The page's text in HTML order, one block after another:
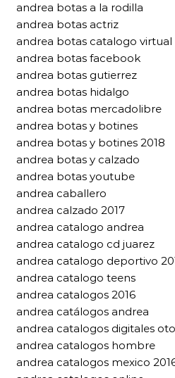
andrea botas a la rodilla
andrea botas actriz
andrea botas catalogo virtual
andrea botas facebook
andrea botas gutierrez
andrea botas hidalgo
andrea botas mercadolibre
andrea botas y botines
andrea botas y botines 2018
andrea botas y calzado
andrea botas youtube
andrea caballero
andrea calzado 2017
andrea catalogo andrea
andrea catalogo cd juarez
andrea catalogo deportivo
andrea catalogo teens
andrea catalogos 2016
andrea catálogos andrea
andrea catalogos digitales
andrea catalogos hombre
andrea catalogos mexico